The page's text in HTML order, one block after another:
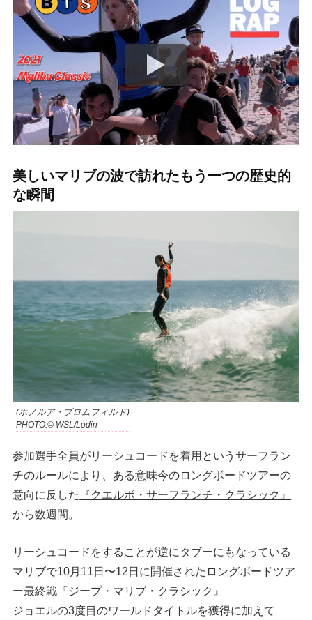
美しいマリブの波で訪れたもう一つの歴史的
な瞬間
(ホノルア・ブロムフィルド)
PHOTO:© WSL/Lodin
参加選手全員がリーシュコードを着用というサーフラン
チのルールにより、ある意味今のロングボードツアーの
意向に反した
『クエルボ・サーフランチ・クラシック』
から数週間。
リーシュコードをすることが逆にタブーにもなっている
マリブで10月11日〜12日に開催されたロングボードツア
ー最終戦『ジープ・マリブ・クラシック』
ジョエルの3度目のワールドタイトルを獲得に加えて